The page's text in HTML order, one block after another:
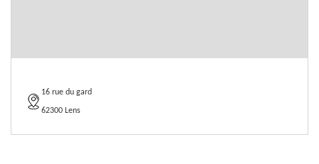
16 rue du gard
62300 Lens